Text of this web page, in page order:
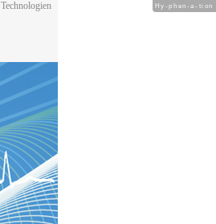
Hy-phen-a-tion